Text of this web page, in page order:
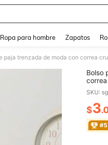
Ropa para hombre Zapatos
Bolso
bolsa
SKU:
$3